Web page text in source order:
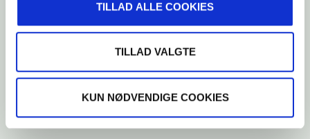
TILLAD ALLE COOKIES
TILLAD VALGTE
KUN NØDVENDIGE COOKIES
PRESSEMEDDELELSER